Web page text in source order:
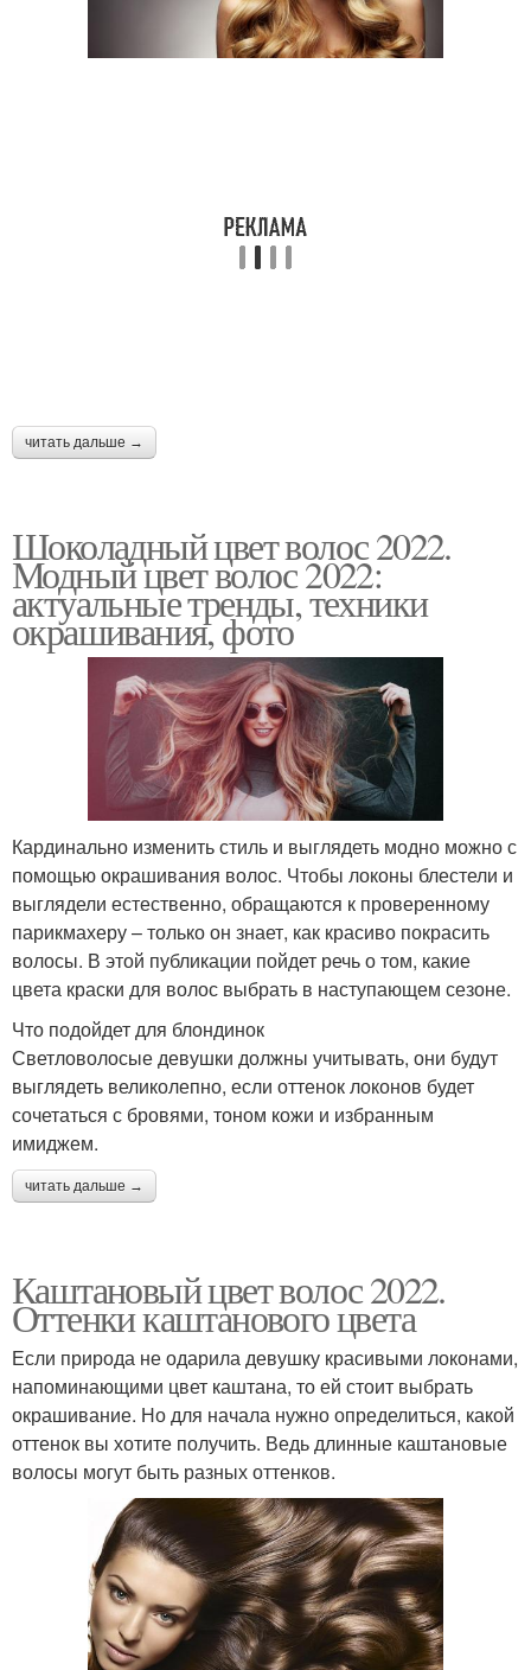
читать дальше →
Шоколадный цвет волос 2022.
Модный цвет волос 2022:
актуальные тренды, техники
окрашивания, фото
Кардинально изменить стиль и выглядеть модно можно с
помощью окрашивания волос. Чтобы локоны блестели и
выглядели естественно, обращаются к проверенному
парикмахеру – только он знает, как красиво покрасить
волосы. В этой публикации пойдет речь о том, какие
цвета краски для волос выбрать в наступающем сезоне.
Что подойдет для блондинок
Светловолосые девушки должны учитывать, они будут
выглядеть великолепно, если оттенок локонов будет
сочетаться с бровями, тоном кожи и избранным
имиджем.
читать дальше →
Каштановый цвет волос 2022.
Оттенки каштанового цвета
Если природа не одарила девушку красивыми локонами,
напоминающими цвет каштана, то ей стоит выбрать
окрашивание. Но для начала нужно определиться, какой
оттенок вы хотите получить. Ведь длинные каштановые
волосы могут быть разных оттенков.